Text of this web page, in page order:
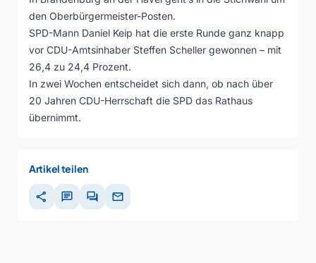
den Oberbürgermeister-Posten.
SPD-Mann Daniel Keip hat die erste Runde ganz knapp
vor CDU-Amtsinhaber Steffen Scheller gewonnen – mit
26,4 zu 24,4 Prozent.
In zwei Wochen entscheidet sich dann, ob nach über
20 Jahren CDU-Herrschaft die SPD das Rathaus
übernimmt.
Artikel teilen
share chat forum mail